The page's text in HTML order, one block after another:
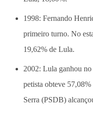
1998: Fernando
primeiro turno. No
19,62% de Lula.
2002: Lula ganhou
petista obteve
Serra (PSDB)